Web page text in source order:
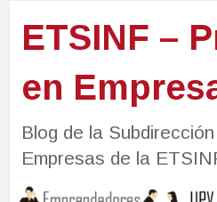
ETSINF –
en
Blog de la
Empresas de la